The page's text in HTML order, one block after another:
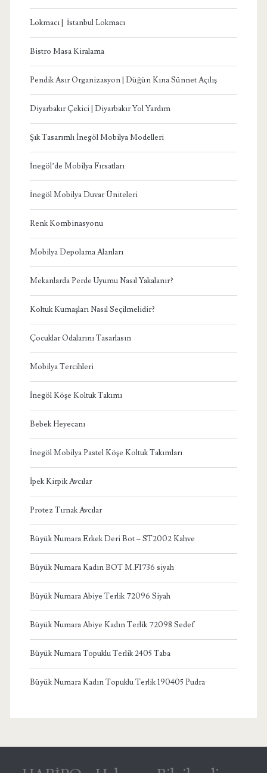
Lokmacı | İstanbul Lokmacı
Bistro Masa Kiralama
Pendik Asır Organizasyon | Düğün Kına Sünnet Açılış
Diyarbakır Çekici | Diyarbakır Yol Yardım
Şık Tasarımlı İnegöl Mobilya Modelleri
İnegöl’de Mobilya Fırsatları
İnegöl Mobilya Duvar Üniteleri
Renk Kombinasyonu
Mobilya Depolama Alanları
Mekanlarda Perde Uyumu Nasıl Yakalanır?
Koltuk Kumaşları Nasıl Seçilmelidir?
Çocuklar Odalarını Tasarlasın
Mobilya Tercihleri
İnegöl Köşe Koltuk Takımı
Bebek Heyecanı
İnegöl Mobilya Pastel Köşe Koltuk Takımları
İpek Kirpik Avcılar
Protez Tırnak Avcılar
Büyük Numara Erkek Deri Bot – ST2002 Kahve
Büyük Numara Kadın BOT M.F1736 siyah
Büyük Numara Abiye Terlik 72096 Siyah
Büyük Numara Abiye Kadın Terlik 72098 Sedef
Büyük Numara Topuklu Terlik 2405 Taba
Büyük Numara Kadın Topuklu Terlik 190405 Pudra